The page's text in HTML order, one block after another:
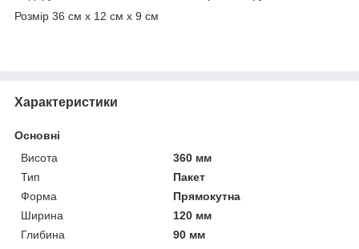
Розмір 36 см х 12 см х 9 см
Характеристики
Основні
Висота
360 мм
Тип
Пакет
Форма
Прямокутна
Ширина
120 мм
Глибина
90 мм